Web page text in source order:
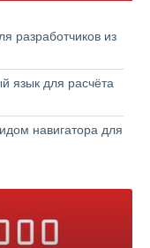
разработчиков из
язык для расчёта
навигатора для